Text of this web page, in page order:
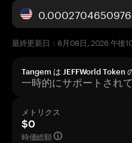
最終更新日：8月08日, 2026 午後
Tangem は JEFFWorld Token
一時的にサポートされ
メトリクス
$0
時価総額